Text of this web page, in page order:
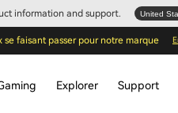
information and support. United
se faisant passer pour notre marque
Explorer Support